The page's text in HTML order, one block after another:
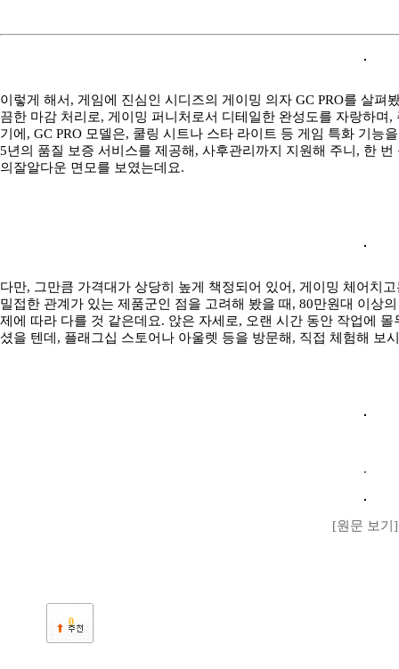
이렇게 해서, 게임에 진심인 시디즈의 게이밍 의자 GC PRO를 살
끔한 마감 처리로, 게이밍 퍼니처로서 디테일한 완성도를 자랑하
기에, GC PRO 모델은, 쿨링 시트나 스타 라이트 등 게임 특화 기능
5년의 품질 보증 서비스를 제공해, 사후관리까지 지원해 주니, 한
의잘알다운 면모를 보였는데요.
다만, 그만큼 가격대가 상당히 높게 책정되어 있어, 게이밍 체어치
밀접한 관계가 있는 제품군인 점을 고려해 봤을 때, 80만원대 이상
제에 따라 다를 것 같은데요. 앉은 자세로, 오랜 시간 동안 작업에
셨을 텐데, 플래그십 스토어나 아울렛 등을 방문해, 직접 체험해 보
[원문 보기]
0